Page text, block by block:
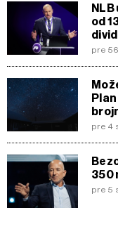
od
pre
pre 4
350
pre 5